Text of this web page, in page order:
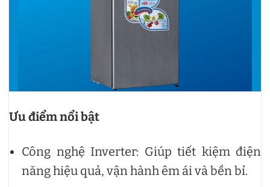
Ưu điểm nổi bật
Công nghệ Inverter: Giúp tiết kiệm điện
năng hiệu quả, vận hành êm ái và bền bỉ.